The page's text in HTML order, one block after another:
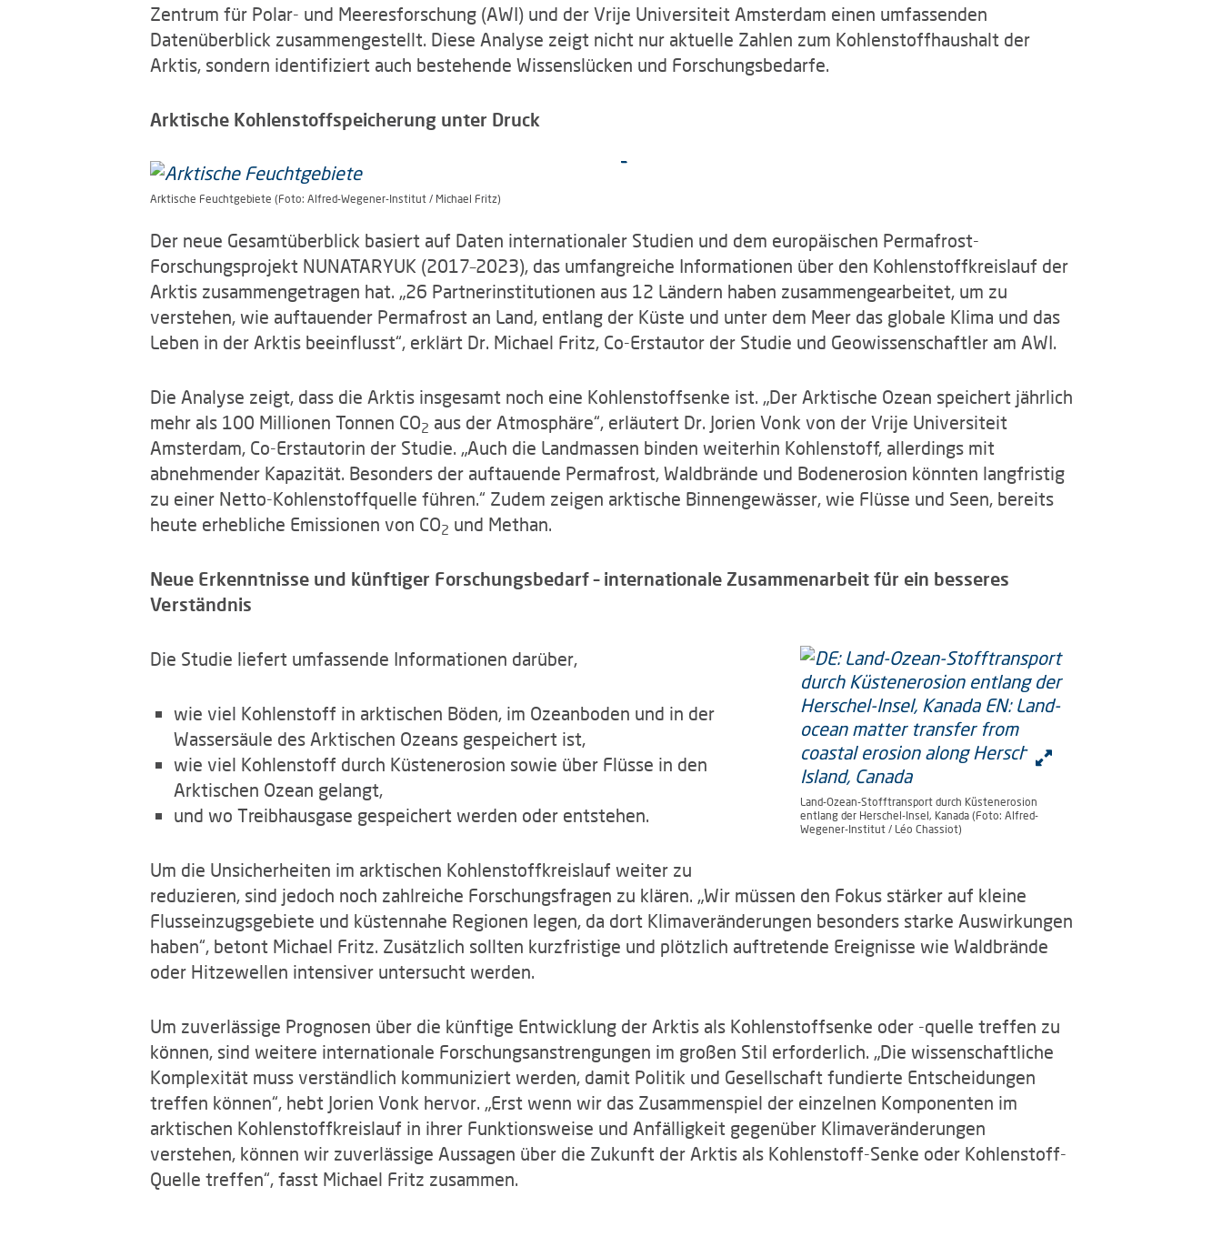
Zentrum für Polar- und Meeresforschung (AWI) und der Vrije Universiteit Amsterdam einen umfassenden
Datenüberblick zusammengestellt. Diese Analyse zeigt nicht nur aktuelle Zahlen zum Kohlenstoffhaushalt der
Arktis, sondern identifiziert auch bestehende Wissenslücken und Forschungsbedarfe.
Arktische Kohlenstoffspeicherung unter Druck
Arktische Feuchtgebiete (Foto: Alfred-Wegener-Institut / Michael Fritz)
Der neue Gesamtüberblick basiert auf Daten internationaler Studien und dem europäischen Permafrost-
Forschungsprojekt NUNATARYUK (2017–2023), das umfangreiche Informationen über den Kohlenstoffkreislauf der
Arktis zusammengetragen hat. „26 Partnerinstitutionen aus 12 Ländern haben zusammengearbeitet, um zu
verstehen, wie auftauender Permafrost an Land, entlang der Küste und unter dem Meer das globale Klima und das
Leben in der Arktis beeinflusst“, erklärt Dr. Michael Fritz, Co-Erstautor der Studie und Geowissenschaftler am AWI.
Die Analyse zeigt, dass die Arktis insgesamt noch eine Kohlenstoffsenke ist. „Der Arktische Ozean speichert jährlich
mehr als 100 Millionen Tonnen CO2 aus der Atmosphäre“, erläutert Dr. Jorien Vonk von der Vrije Universiteit
Amsterdam, Co-Erstautorin der Studie. „Auch die Landmassen binden weiterhin Kohlenstoff, allerdings mit
abnehmender Kapazität. Besonders der auftauende Permafrost, Waldbrände und Bodenerosion könnten langfristig
zu einer Netto-Kohlenstoffquelle führen.“ Zudem zeigen arktische Binnengewässer, wie Flüsse und Seen, bereits
heute erhebliche Emissionen von CO2 und Methan.
Neue Erkenntnisse und künftiger Forschungsbedarf – internationale Zusammenarbeit für ein besseres
Verständnis
Land-Ozean-Stofftransport durch Küstenerosion
entlang der Herschel-Insel, Kanada (Foto: Alfred-
Wegener-Institut / Léo Chassiot)
Die Studie liefert umfassende Informationen darüber,
wie viel Kohlenstoff in arktischen Böden, im Ozeanboden und in der
Wassersäule des Arktischen Ozeans gespeichert ist,
wie viel Kohlenstoff durch Küstenerosion sowie über Flüsse in den
Arktischen Ozean gelangt,
und wo Treibhausgase gespeichert werden oder entstehen.
Um die Unsicherheiten im arktischen Kohlenstoffkreislauf weiter zu
reduzieren, sind jedoch noch zahlreiche Forschungsfragen zu klären. „Wir müssen den Fokus stärker auf kleine
Flusseinzugsgebiete und küstennahe Regionen legen, da dort Klimaveränderungen besonders starke Auswirkungen
haben“, betont Michael Fritz. Zusätzlich sollten kurzfristige und plötzlich auftretende Ereignisse wie Waldbrände
oder Hitzewellen intensiver untersucht werden.
Um zuverlässige Prognosen über die künftige Entwicklung der Arktis als Kohlenstoffsenke oder -quelle treffen zu
können, sind weitere internationale Forschungsanstrengungen im großen Stil erforderlich. „Die wissenschaftliche
Komplexität muss verständlich kommuniziert werden, damit Politik und Gesellschaft fundierte Entscheidungen
treffen können“, hebt Jorien Vonk hervor. „Erst wenn wir das Zusammenspiel der einzelnen Komponenten im
arktischen Kohlenstoffkreislauf in ihrer Funktionsweise und Anfälligkeit gegenüber Klimaveränderungen
verstehen, können wir zuverlässige Aussagen über die Zukunft der Arktis als Kohlenstoff-Senke oder Kohlenstoff-
Quelle treffen“, fasst Michael Fritz zusammen.